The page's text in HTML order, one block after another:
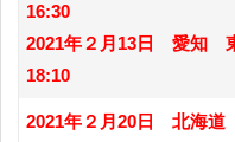
16:30
2021年２月13日 愛知
18:10
2021年２月20日 北海